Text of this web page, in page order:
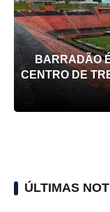
BARRADÃO
CENTRO DE
ÚLTIMAS